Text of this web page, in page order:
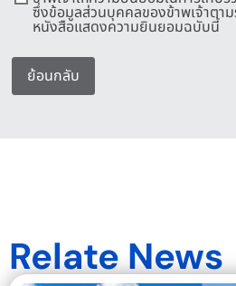
ซึ่งข้อมูลส่วนบุคคลของข้าพเจ้าตาม
หนังสือแสดงความยินยอมฉบับนี้
ย้อนกลับ
Relate News